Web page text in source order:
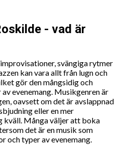
- vad är
svängiga rytmer
kan vara allt från lugn och
gör den mångsidig och
evenemang. Musikgenren är
oavsett om det är avslappnad
eller en mer
kväll. Många väljer att boka
det är en musik som
och typer av evenemang.